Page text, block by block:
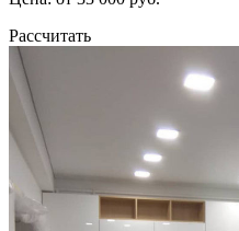
Рассчитать